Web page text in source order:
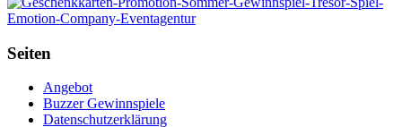
Seiten
Angebot
Buzzer Gewinnspiele
Datenschutzerklärung